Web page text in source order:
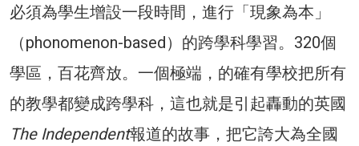
必須為學生增設一段時間，進行「現象為本」
（phonomenon-based）的跨學科學習。320個
學區，百花齊放。一個極端，的確有學校把所有
的教學都變成跨學科，這也就是引起轟動的英國
The Independent報道的故事，把它誇大為全國